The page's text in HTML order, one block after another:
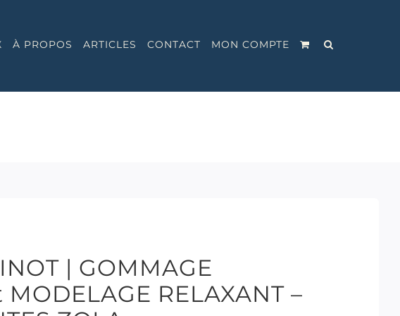
À PROPOS ARTICLES CONTACT MON COMPTE
| GOMMAGE
RELAXANT –